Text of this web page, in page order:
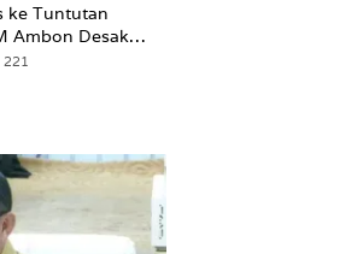
ke Tuntutan
Ambon Desak
dan Imbau
221